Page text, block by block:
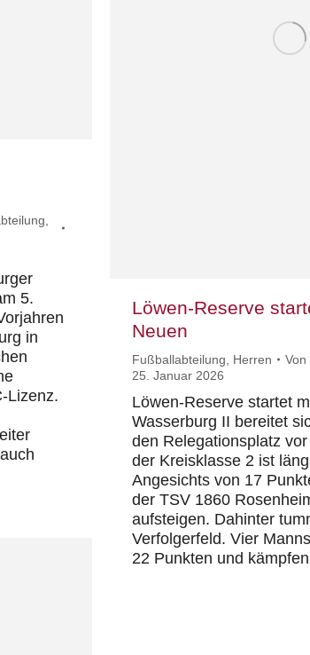
Löwen-Reserve
Neuen
Fußballabteilung Herren Von
25. Januar 2026
Löwen-Reserve startet
Wasserburg II bereitet
den Relegationsplatz
der Kreisklasse 2 ist
Angesichts von 17
der TSV 1860
aufsteigen. Dahinter
Verfolgerfeld. Vier
22 Punkten und
5.
in
Lizenz.